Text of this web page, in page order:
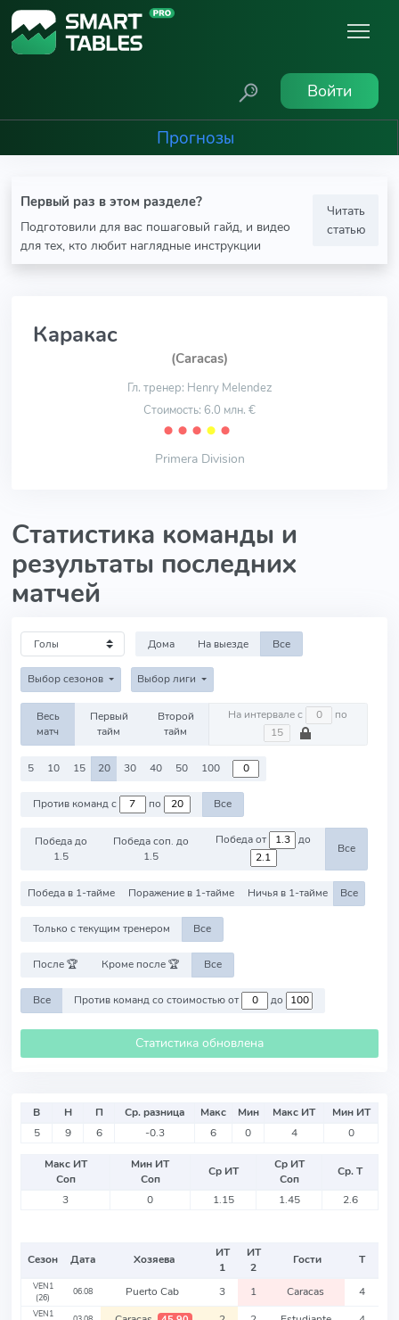
Войти
Прогнозы
Первый раз в этом разделе?
Подготовили для вас пошаговый гайд, и видео
для тех, кто любит наглядные инструкции
Читать
статью
Каракас
(Caracas)
Гл. тренер: Henry Melendez
Стоимость: 6.0 млн. €
⬤ ⬤ ⬤ ⬤ ⬤
Primera Division
Статистика команды и
результаты последних
матчей
Дома На выезде Все
Выбор сезонов Выбор лиги
Весь
матч
Первый
тайм
Второй
тайм
На интервале с по
5 10 15 20 30 40 50 100
Против команд с по Все
Победа до
1.5
Победа соп. до
1.5
Победа от до
Все
Победа в 1-тайме Поражение в 1-тайме Ничья в 1-тайме Все
Только с текущим тренером Все
После 🏆 Кроме после 🏆 Все
Все Против команд со стоимостью от до
Статистика обновлена
В Н П Ср. разница Макс Мин Макс ИТ
Мин ИТ
5
9 6 -0.3 6 0 4 0
Макс ИТ
Соп
Мин ИТ
Соп
Ср ИТ
Ср ИТ
Соп
Ср. Т
3
0 1.15 1.45 2.6
Сезон Дата Хозяева
ИТ
1
ИТ
2
Гости Т
VEN1
(26)
06.08 Puerto Cab 3 1 Caracas 4
VEN1